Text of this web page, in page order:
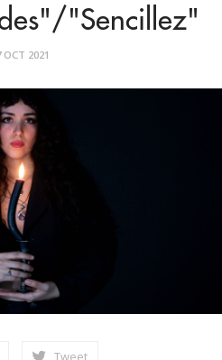
"Sencillez"
OCT 2021
Tweet